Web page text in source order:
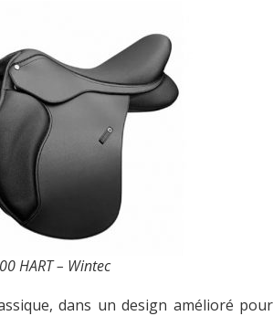
HART – Wintec
dans un design amélioré pour